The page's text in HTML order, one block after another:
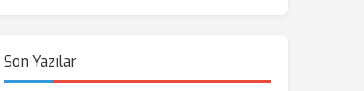
Son Yazılar